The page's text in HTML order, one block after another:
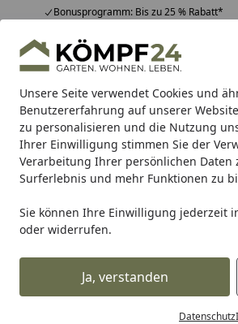
Unsere Seite verwendet Cookies und
Benutzererfahrung auf unserer
zu personalisieren und die Nutzung
Ihrer Einwilligung stimmen Sie der
Verarbeitung Ihrer persönlichen Daten
Surferlebnis und mehr Funktionen zu
Sie können Ihre Einwilligung jederzeit
oder widerrufen.
Ja, verstanden
Datenschutz
Bonusprogramm: Bis zu 25 % Rabatt*
Hotline07051 / 9 22 22
Mo-Fr. 8-16 Uhr 25.967 Bewertungen
Alle Produkte
Alle ProdukteHighlights Tipps
Bravat New York Miamo
Karibu
Dein
Bravat